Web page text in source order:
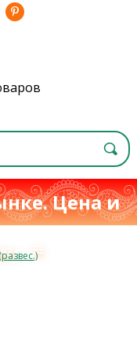
Цена и
г.≡